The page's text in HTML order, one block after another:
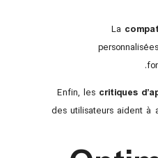
La
Enfin, les critiques
des utilisateurs aident à